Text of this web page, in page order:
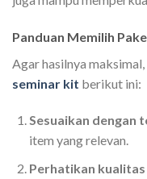
Panduan Memilih
Agar hasilnya
seminar kit berikut ini:
Sesuaikan dengan
item yang relevan.
Perhatikan kualitas